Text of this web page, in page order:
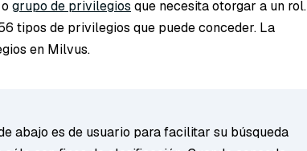
grupo de privilegios que necesita otorgar a un rol.
tipos de privilegios que puede conceder. La
en Milvus.
abajo es de usuario para facilitar su búsqueda